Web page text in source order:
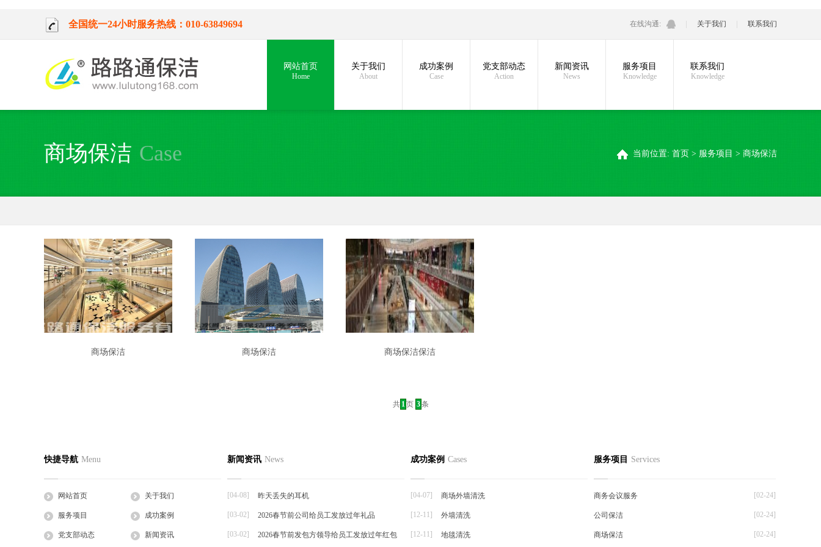
全国统一24小时服务热线：010-63849694 在线沟通: 关于我们 联系我们
网站首页
Home
关于我们
About
成功案例
Case
党支部动态
Action
新闻资讯
News
服务项目
Knowledge
联系我们
Knowledge
商场保洁 Case 当前位置: 首页 > 服务项目 > 商场保洁
商场保洁 商场保洁 商场保洁保洁
共 1页 3条
快捷导航 Menu
网站首页 关于我们
服务项目 成功案例
党支部动态 新闻资讯
新闻资讯 News
[04-08] 昨天丢失的耳机
[03-02] 2026春节前公司给员工发放过年礼品
[03-02] 2026春节前发包方领导给员工发放过年红包
成功案例 Cases
[04-07] 商场外墙清洗
[12-11] 外墙清洗
[12-11] 地毯清洗
服务项目 Services
[02-24]
商务会议服务
[02-24]
公司保洁
[02-24]
商场保洁